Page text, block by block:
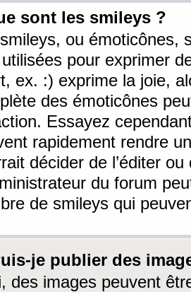
sont les smileys ?
ou émoticônes,
pour exprimer
ex. :) exprime la joie,
des émoticônes
Essayez
rapidement rendre
décider de l’éditer
du forum
de smileys qui
je publier des
des images peuvent